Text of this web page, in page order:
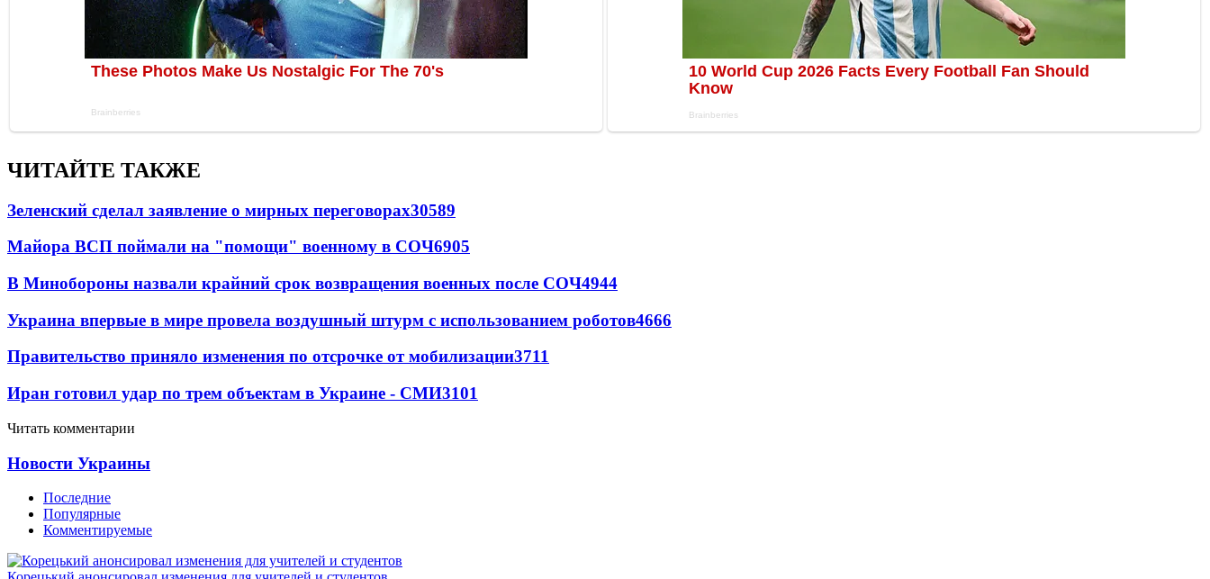
ЧИТАЙТЕ ТАКЖЕ
Зеленский сделал заявление о мирных переговорах30589
Майора ВСП поймали на "помощи" военному в СОЧ6905
В Минобороны назвали крайний срок возвращения военных после СОЧ4944
Украина впервые в мире провела воздушный штурм с использованием роботов4666
Правительство приняло изменения по отсрочке от мобилизации3711
Иран готовил удар по трем объектам в Украине - СМИ3101
Читать комментарии
Новости Украины
Последние
Популярные
Комментируемые